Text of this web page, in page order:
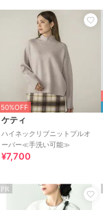
50%OFF
ケティ
ハイネックリブニットプルオ
ーバー≪手洗い可能≫
¥7,700
PR